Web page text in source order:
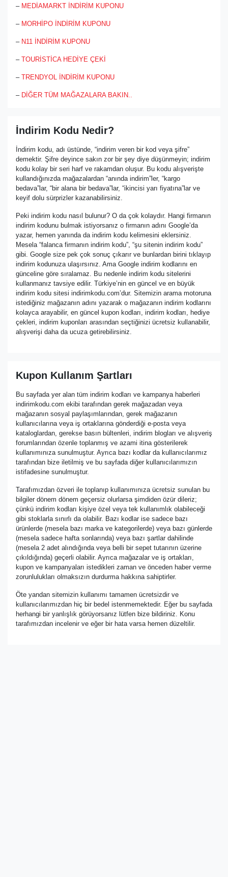
– MEDİAMARKT İNDİRİM KUPONU
– MORHİPO İNDİRİM KUPONU
– N11 İNDİRİM KUPONU
– TOURİSTİCA HEDİYE ÇEKİ
– TRENDYOL İNDİRİM KUPONU
– DİĞER TÜM MAĞAZALARA BAKIN..
İndirim Kodu Nedir?
İndirim kodu, adı üstünde, “indirim veren bir kod veya şifre”
demektir. Şifre deyince sakın zor bir şey diye düşünmeyin; indirim
kodu kolay bir seri harf ve rakamdan oluşur. Bu kodu alışverişte
kullandığınızda mağazalardan “anında indirim”ler, “kargo
bedava”lar, “bir alana bir bedava”lar, “ikincisi yarı fiyatına”lar ve
keyif dolu sürprizler kazanabilirsiniz.
Peki indirim kodu nasıl bulunur? O da çok kolaydır. Hangi firmanın
indirim kodunu bulmak istiyorsanız o firmanın adını Google’da
yazar, hemen yanında da indirim kodu kelimesini eklersiniz.
Mesela “falanca firmanın indirim kodu”, “şu sitenin indirim kodu”
gibi. Google size pek çok sonuç çıkarır ve bunlardan birini tıklayıp
indirim kodunuza ulaşırsınız. Ama Google indirim kodlarını en
günceline göre sıralamaz. Bu nedenle indirim kodu sitelerini
kullanmanız tavsiye edilir. Türkiye’nin en güncel ve en büyük
indirim kodu sitesi indirimkodu.com’dur. Sitemizin arama motoruna
istediğiniz mağazanın adını yazarak o mağazanın indirim kodlarını
kolayca arayabilir, en güncel kupon kodları, indirim kodları, hediye
çekleri, indirim kuponları arasından seçtiğinizi ücretsiz kullanabilir,
alışverişi daha da ucuza getirebilirsiniz.
Kupon Kullanım Şartları
Bu sayfada yer alan tüm indirim kodları ve kampanya haberleri
indirimkodu.com ekibi tarafından gerek mağazadan veya
mağazanın sosyal paylaşımlarından, gerek mağazanın
kullanıcılarına veya iş ortaklarına gönderdiği e-posta veya
kataloglardan, gerekse basın bültenleri, indirim blogları ve alışveriş
forumlarından özenle toplanmış ve azami itina gösterilerek
kullanımınıza sunulmuştur. Ayrıca bazı kodlar da kullanıcılarımız
tarafından bize iletilmiş ve bu sayfada diğer kullanıcılarımızın
istifadesine sunulmuştur.
Tarafımızdan özveri ile toplanıp kullanımınıza ücretsiz sunulan bu
bilgiler dönem dönem geçersiz olurlarsa şimdiden özür dileriz;
çünkü indirim kodları kişiye özel veya tek kullanımlık olabileceği
gibi stoklarla sınırlı da olabilir. Bazı kodlar ise sadece bazı
ürünlerde (mesela bazı marka ve kategorilerde) veya bazı günlerde
(mesela sadece hafta sonlarında) veya bazı şartlar dahilinde
(mesela 2 adet alındığında veya belli bir sepet tutarının üzerine
çıkıldığında) geçerli olabilir. Ayrıca mağazalar ve iş ortakları,
kupon ve kampanyaları istedikleri zaman ve önceden haber verme
zorunlulukları olmaksızın durdurma hakkına sahiptirler.
Öte yandan sitemizin kullanımı tamamen ücretsizdir ve
kullanıcılarımızdan hiç bir bedel istenmemektedir. Eğer bu sayfada
herhangi bir yanlışlık görüyorsanız lütfen bize bildiriniz. Konu
tarafımızdan incelenir ve eğer bir hata varsa hemen düzeltilir.